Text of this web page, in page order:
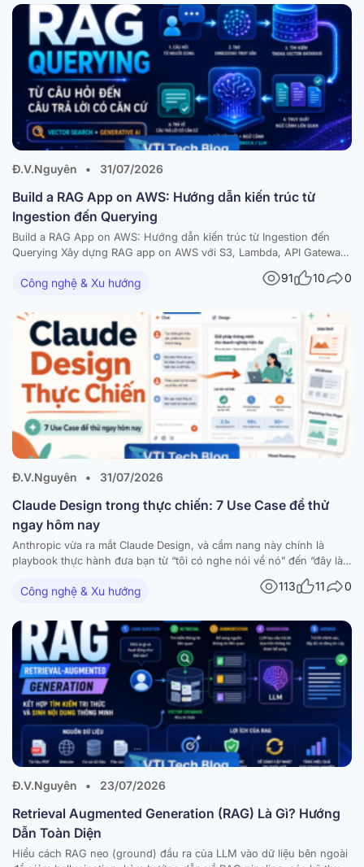
Đ.V.Nguyên • 31/07/2026
Build a RAG App on AWS: Hướng dẫn kiến trúc từ
Ingestion đến Querying
Build a RAG App on AWS: Hướng dẫn kiến trúc từ Ingestion đến
Querying Xây dựng RAG app on AWS với S3, Lambda, API Gateway,
Amazon Bedrock và vector database — kèm diagram và best
practices Trong bài viết này RAG là gì và vì sao nên build a RAG…
Công nghệ & Xu hướng 91 10 0
Đ.V.Nguyên • 31/07/2026
Claude Design trong thực chiến: 7 Use Case để thử
ngay hôm nay
Anthropic vừa ra mắt Claude Design, và cẩm nang này chính là
playbook thực hành đưa bạn từ “tôi có nghe nói về nó” đến “đây là
thứ tôi đã build được hôm nay”. Tài liệu tập hợp 7 workflow dùng-
được-ngay — mỗi workflow đi kèm hướng dẫn từng bước,…
Công nghệ & Xu hướng 113 11 0
Đ.V.Nguyên • 23/07/2026
Retrieval Augmented Generation (RAG) Là Gì? Hướng
Dẫn Toàn Diện
Hiểu cách RAG neo (ground) đầu ra của LLM vào dữ liệu bên ngoài